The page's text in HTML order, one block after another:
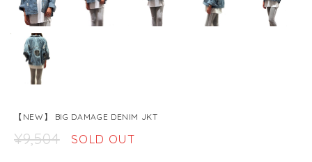
【NEW】 BIG DAMAGE DENIM JKT
¥9,504 SOLD OUT